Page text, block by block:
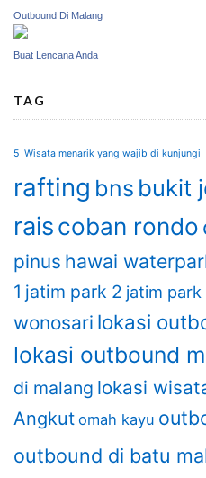
Outbound Di Malang
Buat Lencana Anda
TAG
5 Wisata menarik yang wajib di kunjungi
rafting bns bukit
raiscoban rondo
pinus hawai
1 jatim park 2 jatim park
wonosari lokasi
lokasi outbound
di malang lokasi
Angkut omah kayu
outbound di batu